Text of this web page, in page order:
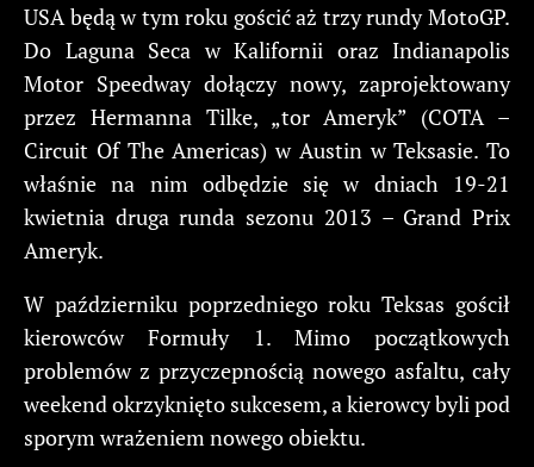
USA będą w tym roku gościć aż trzy rundy MotoGP.
Do Laguna Seca w Kalifornii oraz Indianapolis
Motor Speedway dołączy nowy, zaprojektowany
przez Hermanna Tilke, „tor Ameryk” (COTA –
Circuit Of The Americas) w Austin w Teksasie. To
właśnie na nim odbędzie się w dniach 19-21
kwietnia druga runda sezonu 2013 – Grand Prix
Ameryk.
W październiku poprzedniego roku Teksas gościł
kierowców Formuły 1. Mimo początkowych
problemów z przyczepnością nowego asfaltu, cały
weekend okrzyknięto sukcesem, a kierowcy byli pod
sporym wrażeniem nowego obiektu.